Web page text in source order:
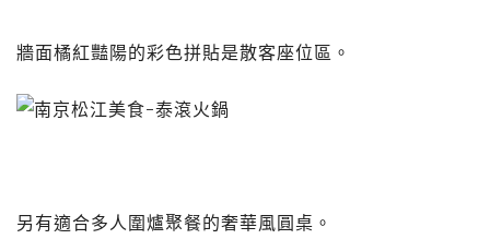
牆面橘紅豔陽的彩色拼貼是散客座位區。
另有適合多人圍爐聚餐的奢華風圓桌。